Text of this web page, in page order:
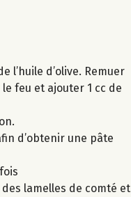
l’huile d’olive. Remuer
feu et ajouter 1 cc de
d’obtenir une pâte
lamelles de comté et